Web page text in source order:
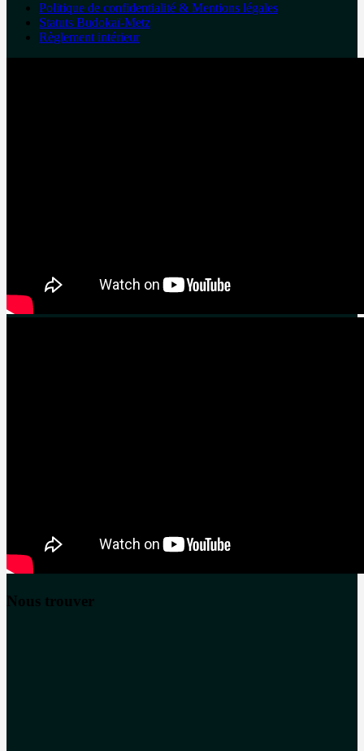
Politique de confidentialité & Mentions légales
Statuts Budokaï-Metz
Règlement intérieur
Nous trouver